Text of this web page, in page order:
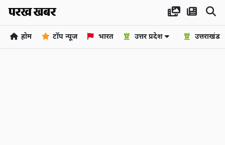
होम टॉप न्यूज भारत उत्तर प्रदेश उत्तराखंड